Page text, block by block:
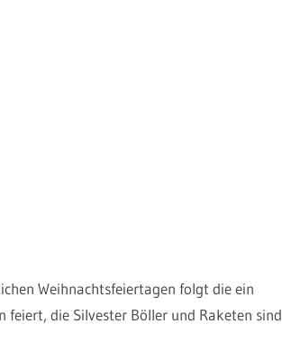
Weihnachtsfeiertagen folgt die ein
feiert, die Silvester Böller und Raketen sind